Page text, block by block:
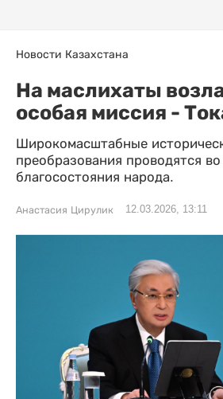
Новости Казахстана
На маслихаты
особая миссия -
Широкомасштабные
преобразования проводятся
благосостояния народа.
Анастасия Цирулик 12.03.2026, 13:11